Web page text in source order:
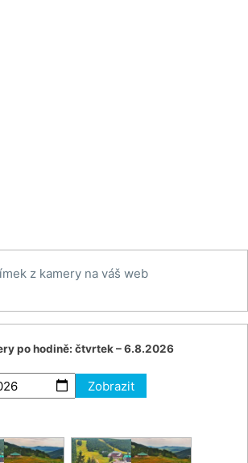
z kamery na váš web
po hodině: čtvrtek – 6.8.2026
Zobrazit